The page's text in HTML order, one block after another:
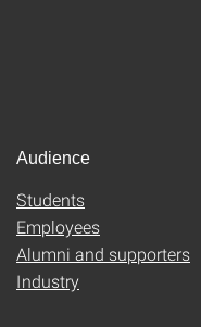
Audience
Students
Employees
Alumni and supporters
Industry